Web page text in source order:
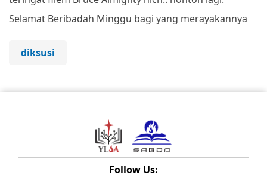
Selamat Beribadah Minggu bagi yang merayakannya
diksusi
Follow Us: